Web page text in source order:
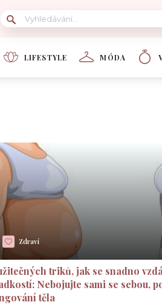
LIFESTYLE MÓDA
Zdraví
triků, jak se snadno
Nebojujte sami se sebou,
těla